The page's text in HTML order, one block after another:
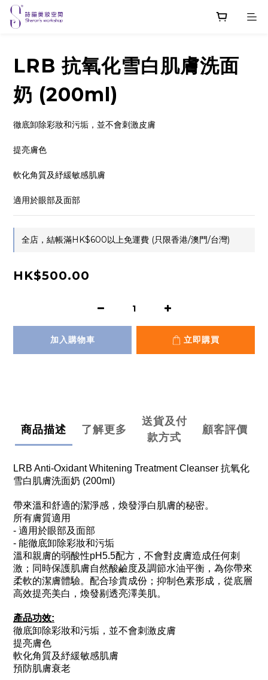
LRB 抗氧化雪白肌膚洗面
奶 (200ml)
徹底卸除彩妝和污垢，並不會刺激皮膚
提亮膚色
軟化角質及紓緩敏感肌膚
適用於眼部及面部
全店，結帳滿HK$600以上免運費 (只限香港/澳門/台灣)
HK$500.00
加入購物車 立即購買
商品描述 了解更多
送貨及付
款方式
顧客評價
LRB Anti-Oxidant Whitening Treatment Cleanser 抗氧化
雪白肌膚洗面奶 (200ml)
帶來溫和舒適的潔淨感，煥發淨白肌膚的秘密。
所有膚質適用
- 適用於眼部及面部
- 能徹底卸除彩妝和污垢
溫和親膚的弱酸性pH5.5配方，不會對皮膚造成任何刺
激；同時保護肌膚自然酸鹼度及調節水油平衡，為你帶來
柔軟的潔膚體驗。配合珍貴成份；抑制色素形成，從底層
高效提亮美白，煥發剔透亮澤美肌。
產品功效:
徹底卸除彩妝和污垢，並不會刺激皮膚
提亮膚色
軟化角質及紓緩敏感肌膚
預防肌膚衰老